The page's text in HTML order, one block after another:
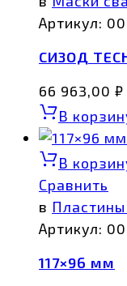
Артикул:
СИЗОД
66 963,00 ₽
В
В
Сравнить
в
Артикул:
117×96 мм